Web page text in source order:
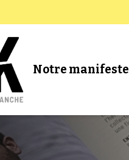
Notre manifeste